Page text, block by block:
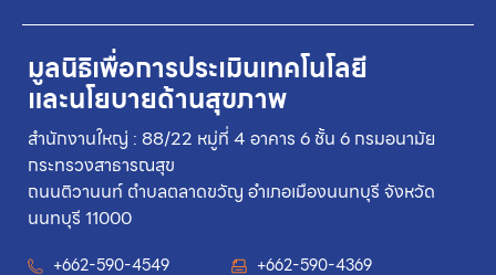
มูลนิธิเพื่อการประเมินเทคโนโลยี
และนโยบายด้านสุขภาพ
สำนักงานใหญ่ : 88/22 หมู่ที่ 4 อาคาร 6 ชั้น 6 กรมอนามัย
กระทรวงสาธารณสุข
ถนนติวานนท์ ตำบลตลาดขวัญ อำเภอเมืองนนทบุรี จังหวัด
นนทบุรี 11000
+662-590-4549 +662-590-4369